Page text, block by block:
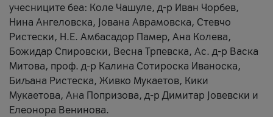
учесниците беа: Коле Чашуле, д-р Иван Чорбев,
Нина Ангеловска, Јована Аврамовска, Стевчо
Ристески, Н.Е. Амбасадор Памер, Ана Колева,
Божидар Спировски, Весна Трпевска, Ас. д-р Васка
Митова, проф. д-р Калина Сотироска Иваноска,
Биљана Ристеска, Живко Мукаетов, Кики
Мукаетова, Ана Попризова, д-р Димитар Јовевски и
Елеонора Венинова.